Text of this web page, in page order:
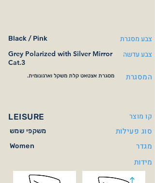
Black / Pink צבע מסגרת
Grey Polarized with Silver Mirror
Cat.3
צבע עדשה
מסגרת אצטאט קלת משקל וארגונומית. המסגרת
LEISURE קו מוצר
משקפי שמש סוג פעילות
Women
מגדר
מידות